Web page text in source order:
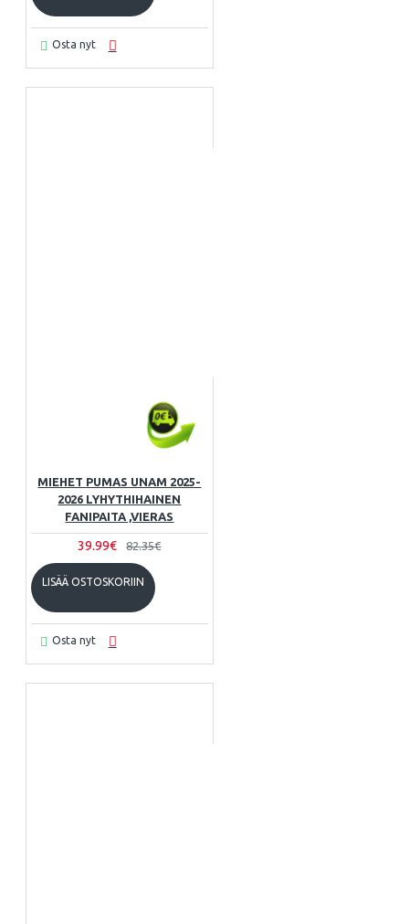
Osta nyt
MIEHET PUMAS UNAM 2025-
2026 LYHYTHIHAINEN
FANIPAITA ,VIERAS
39.99€ 82.35€
LISÄÄ OSTOSKORIIN
Osta nyt